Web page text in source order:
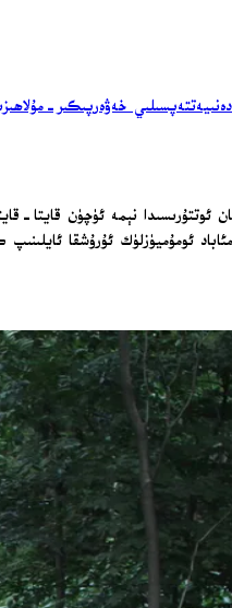
تەپسىلىي خەۋەرپىكىر-
ئوتتۇرىسىدا نېمە ئۈچۈن قايتا-
ئومۇميۈزلۈك ئۇرۇشقا